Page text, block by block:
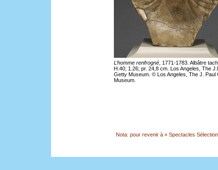
L’homme renfrogné , 1771-1783. Albâtre
H.40; 1.26; pr. 24,8 cm. Los Angeles, The
Getty Museum. © Los Angeles, The J. Paul
Museum.
Nota: pour revenir à « Spectacles